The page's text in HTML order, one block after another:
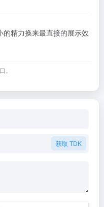
精力换来最直接的展示效
。
获取 TDK